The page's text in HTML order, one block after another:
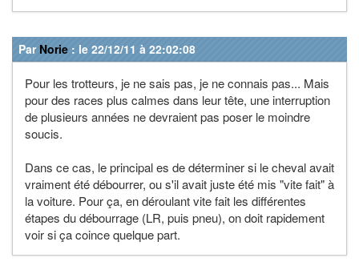
Par Norie : le 22/12/11 à 22:02:08
Pour les trotteurs, je ne sais pas, je ne connais pas... Mais
pour des races plus calmes dans leur tête, une interruption
de plusieurs années ne devraient pas poser le moindre
soucis.
Dans ce cas, le principal es de déterminer si le cheval avait
vraiment été débourrer, ou s'il avait juste été mis "vite fait" à
la voiture. Pour ça, en déroulant vite fait les différentes
étapes du débourrage (LR, puis pneu), on doit rapidement
voir si ça coince quelque part.